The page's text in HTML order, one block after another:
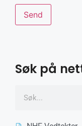
Søk på